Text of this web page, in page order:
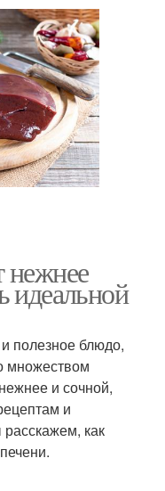
нежнее
идеальной
полезное блюдо,
множеством
и сочной,
и
как